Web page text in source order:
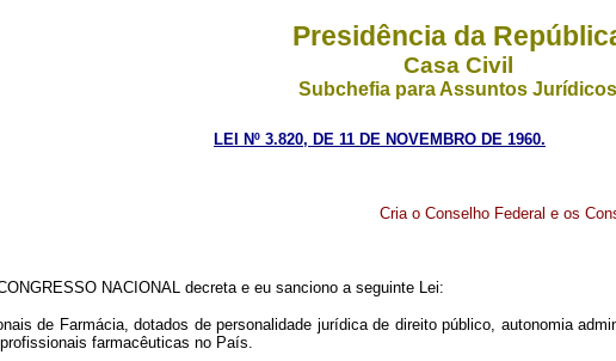
Presidência da
Casa Civil
Subchefia para Assuntos Jurídicos
LEI Nº 3.820, DE 11 DE NOVEMBRO DE 1960.
Cria o Conselho Federal e os
NACIONAL decreta e eu sanciono a seguinte Lei:
de Farmácia, dotados de personalidade jurídica de direito público, autonomia
farmacêuticas no País.